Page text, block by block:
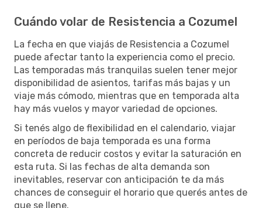
Cuándo volar de Resistencia a Cozumel
La fecha en que viajás de Resistencia a Cozumel
puede afectar tanto la experiencia como el precio.
Las temporadas más tranquilas suelen tener mejor
disponibilidad de asientos, tarifas más bajas y un
viaje más cómodo, mientras que en temporada alta
hay más vuelos y mayor variedad de opciones.
Si tenés algo de flexibilidad en el calendario, viajar
en períodos de baja temporada es una forma
concreta de reducir costos y evitar la saturación en
esta ruta. Si las fechas de alta demanda son
inevitables, reservar con anticipación te da más
chances de conseguir el horario que querés antes de
que se llene.